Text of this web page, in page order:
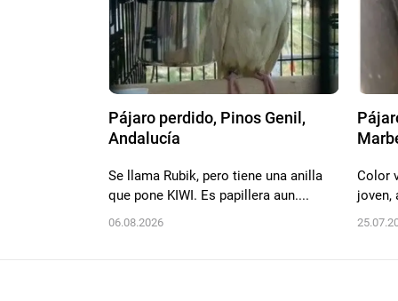
Pájaro perdido, Pinos Genil,
Andalucía
Se llama Rubik, pero tiene una anilla
que pone KIWI. Es papillera aun....
06.08.2026
Color
joven,